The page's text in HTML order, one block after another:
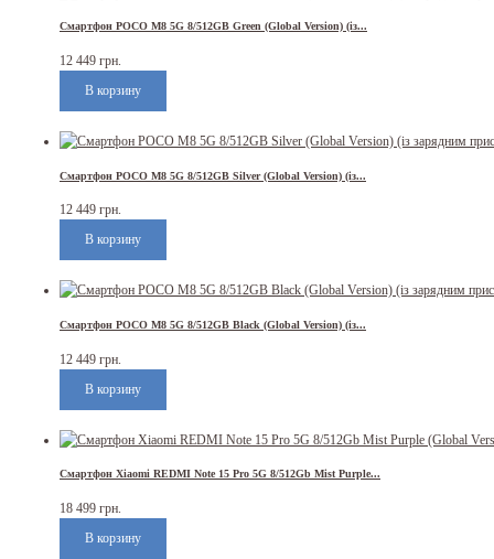
Смартфон POCO M8 5G 8/512GB Green (Global Version) (із...
12 449 грн.
Смартфон POCO M8 5G 8/512GB Silver (Global Version) (із...
12 449 грн.
Смартфон POCO M8 5G 8/512GB Black (Global Version) (із...
12 449 грн.
Смартфон Xiaomi REDMI Note 15 Pro 5G 8/512Gb Mist Purple...
18 499 грн.